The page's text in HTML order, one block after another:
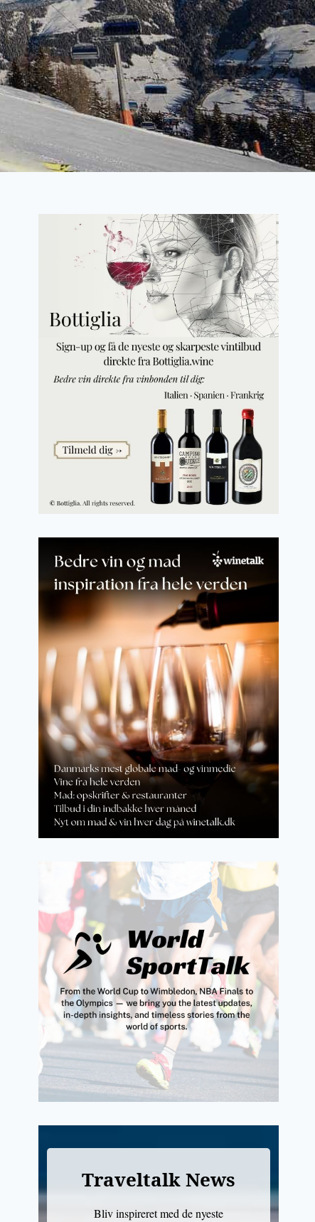
Traveltalk News
Bliv inspireret med de nyeste